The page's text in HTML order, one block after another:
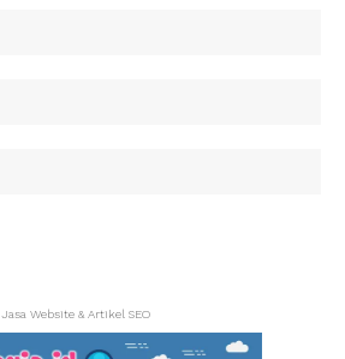
Jasa Website & Artikel SEO